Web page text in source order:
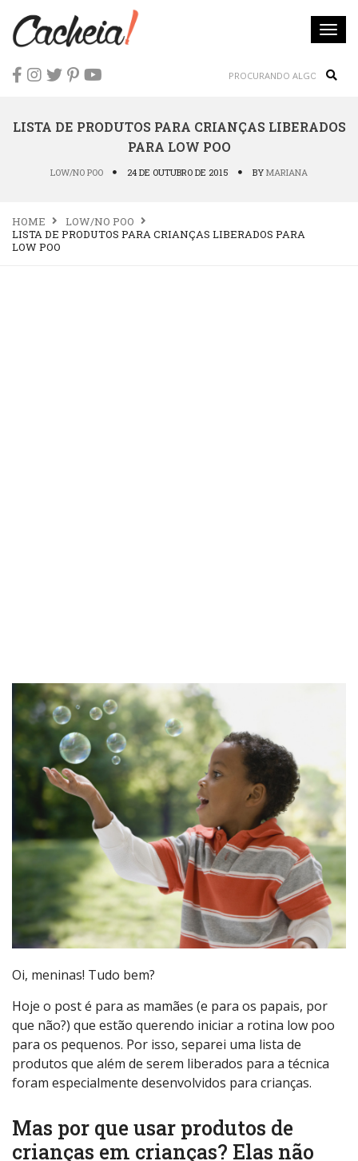
LISTA DE PRODUTOS PARA CRIANÇAS LIBERADOS
PARA LOW POO
LOW/NO POO 24 DE OUTUBRO DE 2015 BY MARIANA
HOME
LOW/NO POO
LISTA DE PRODUTOS PARA CRIANÇAS LIBERADOS PARA
LOW POO
Oi, meninas! Tudo bem?
Hoje o post é para as mamães (e para os papais, por
que não?) que estão querendo iniciar a rotina low poo
para os pequenos. Por isso, separei uma lista de
produtos que além de serem liberados para a técnica
foram especialmente desenvolvidos para crianças.
Mas por que usar produtos de
crianças em crianças? Elas não